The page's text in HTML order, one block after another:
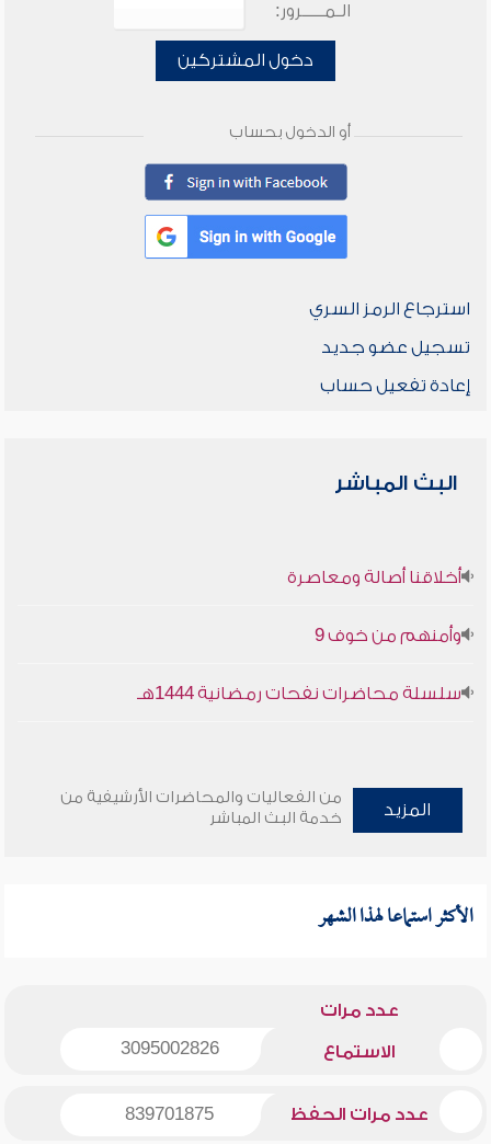
الـمـــــرور:
دخول المشتركين
أو الدخول بحساب
استرجاع الرمز السري
تسجيل عضو جديد
إعادة تفعيل حساب
البث المباشر
أخلاقنا أصالة ومعاصرة
وأمنهم من خوف 9
سلسلة محاضرات نفحات رمضانية 1444هـ
المزيد
من الفعاليات والمحاضرات الأرشيفية من
خدمة البث المباشر
الأكثر استماعا لهذا الشهر
عدد مرات
الاستماع 3095002826
عدد مرات الحفظ 839701875